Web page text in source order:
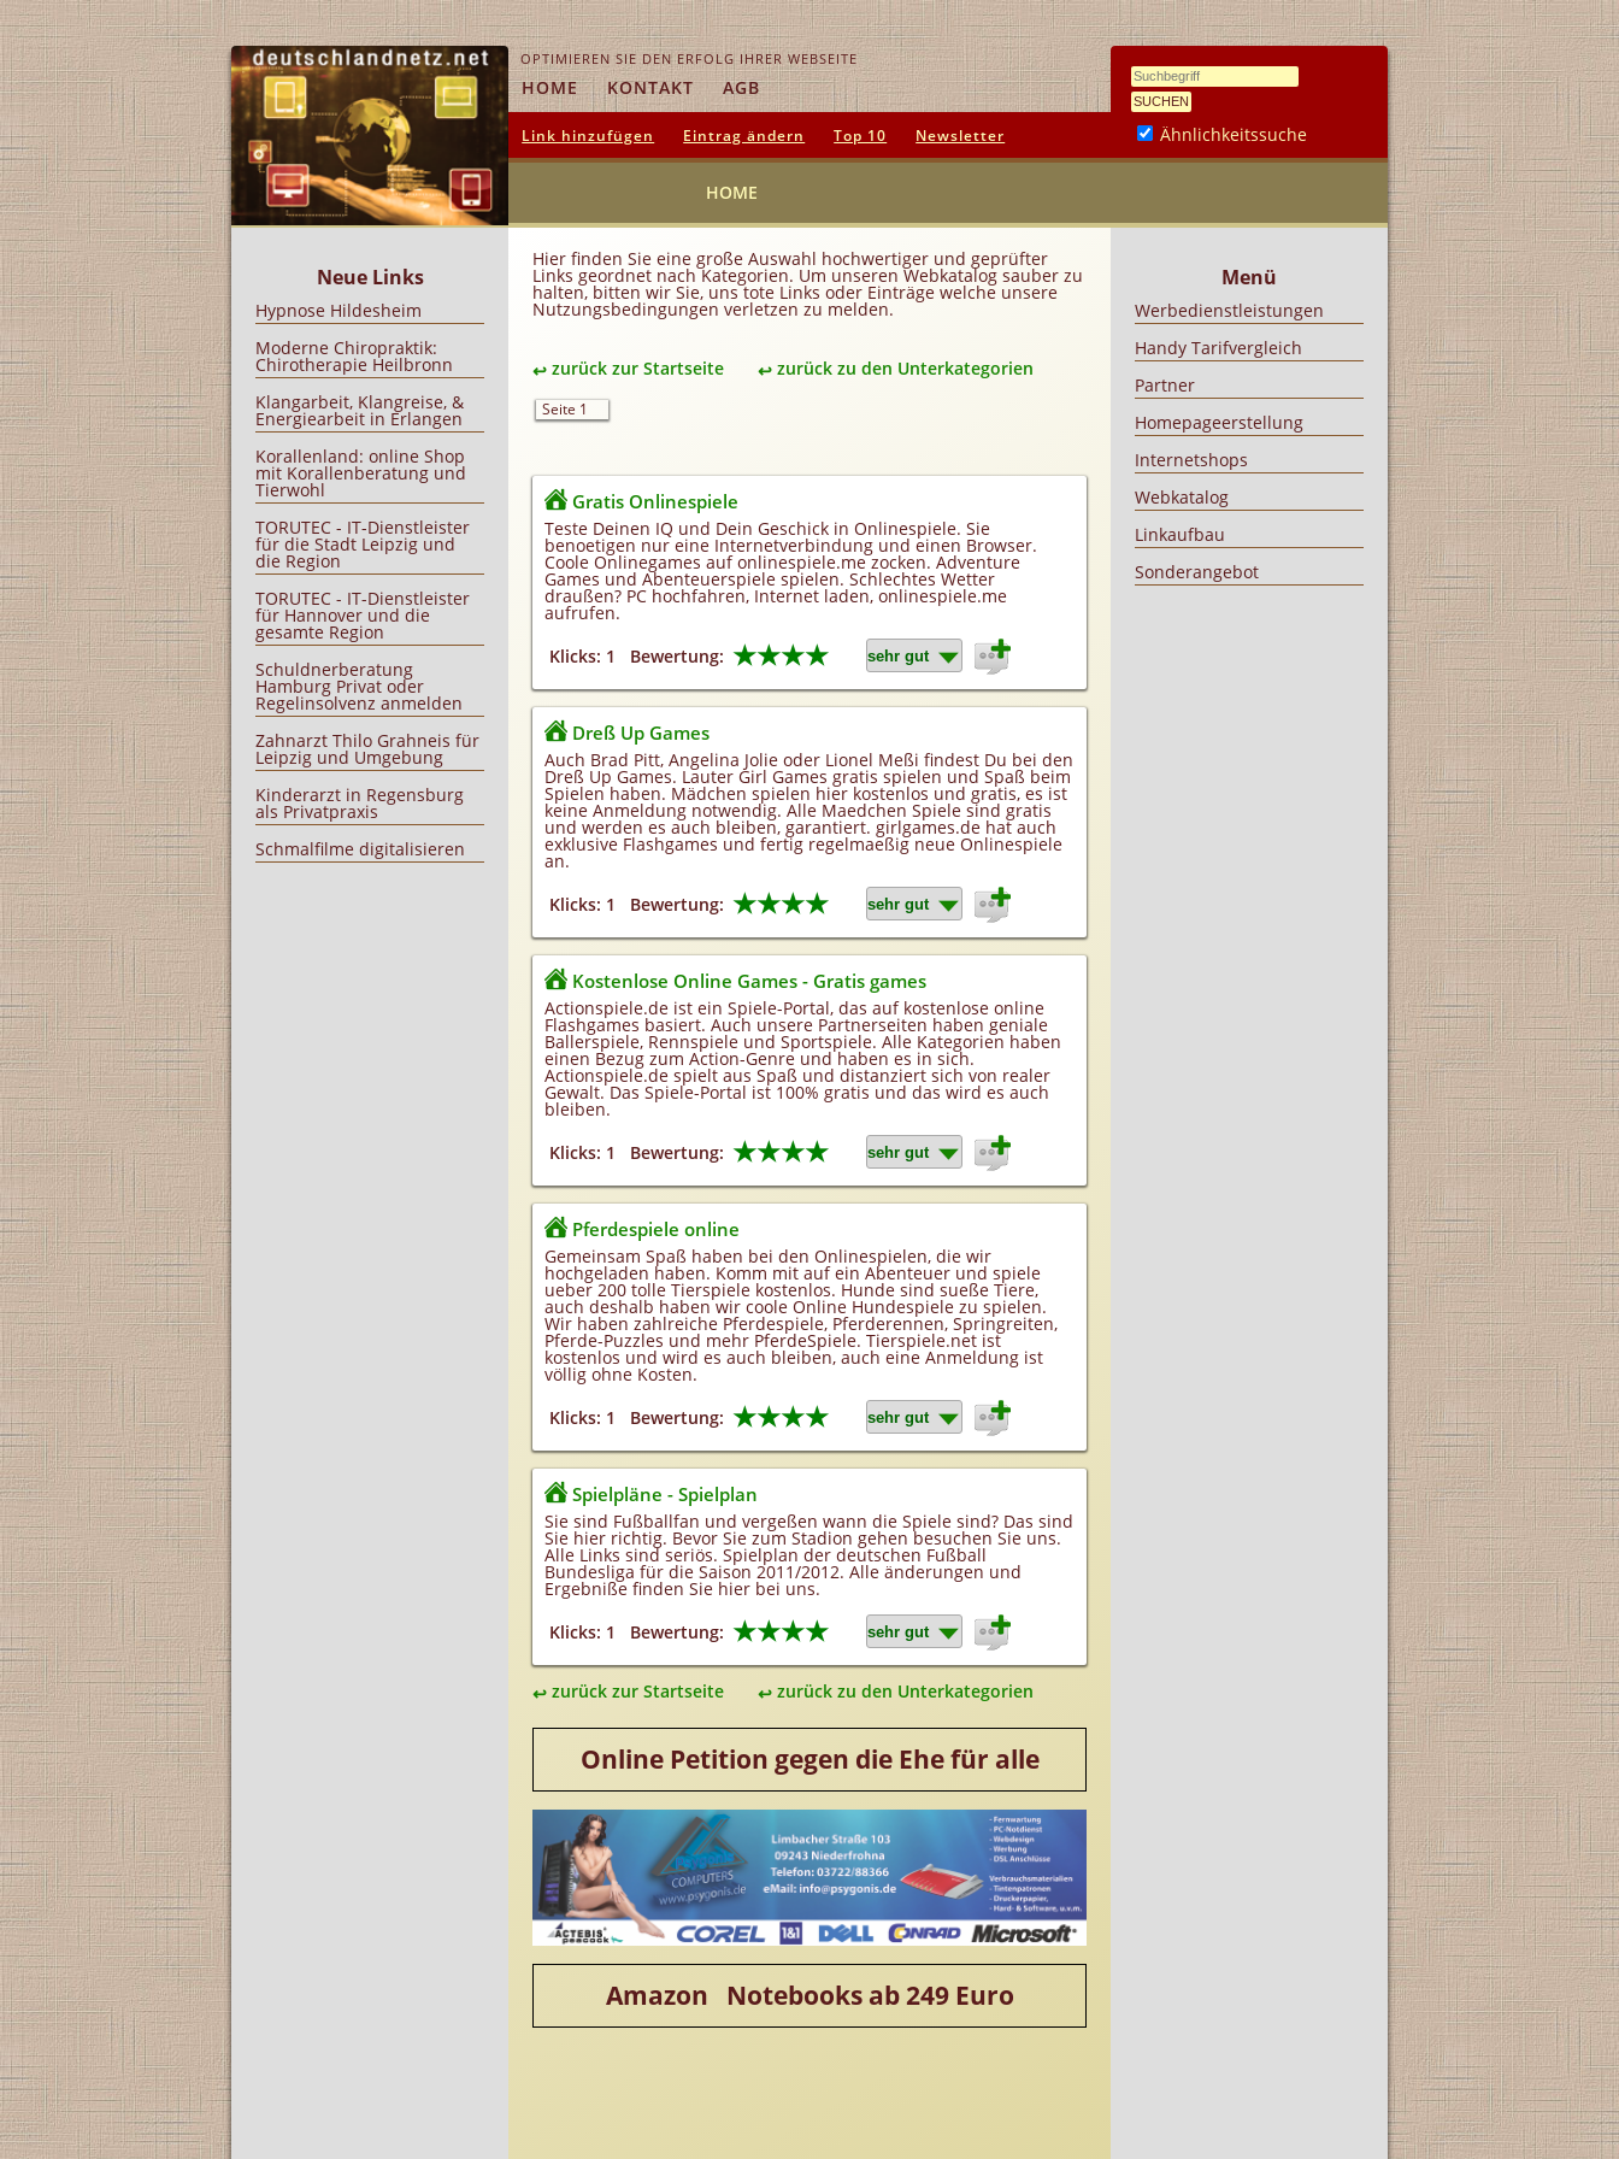
OPTIMIEREN SIE DEN ERFOLG IHRER WEBSEITE
HOME KONTAKT AGB
Link hinzufügen Eintrag ändern Top 10 Newsletter Ähnlichkeitssuche
HOME
Hier finden Sie eine große Auswahl hochwertiger und geprüfter
Links geordnet nach Kategorien. Um unseren Webkatalog sauber zu
halten, bitten wir Sie, uns tote Links oder Einträge welche unsere
Nutzungsbedingungen verletzen zu melden.
zurück zur Startseite zurück zu den Unterkategorien
Seite 1
Gratis Onlinespiele
Teste Deinen IQ und Dein Geschick in Onlinespiele. Sie
benoetigen nur eine Internetverbindung und einen Browser.
Coole Onlinegames auf onlinespiele.me zocken. Adventure
Games und Abenteuerspiele spielen. Schlechtes Wetter
draußen? PC hochfahren, Internet laden, onlinespiele.me
aufrufen.
Klicks: 1
Bewertung: ★★★★
Dreß Up Games
Auch Brad Pitt, Angelina Jolie oder Lionel Meßi findest Du bei den
Dreß Up Games. Lauter Girl Games gratis spielen und Spaß beim
Spielen haben. Mädchen spielen hier kostenlos und gratis, es ist
keine Anmeldung notwendig. Alle Maedchen Spiele sind gratis
und werden es auch bleiben, garantiert. girlgames.de hat auch
exklusive Flashgames und fertig regelmaeßig neue Onlinespiele
an.
Klicks: 1
Bewertung: ★★★★
Kostenlose Online Games - Gratis games
Actionspiele.de ist ein Spiele-Portal, das auf kostenlose online
Flashgames basiert. Auch unsere Partnerseiten haben geniale
Ballerspiele, Rennspiele und Sportspiele. Alle Kategorien haben
einen Bezug zum Action-Genre und haben es in sich.
Actionspiele.de spielt aus Spaß und distanziert sich von realer
Gewalt. Das Spiele-Portal ist 100% gratis und das wird es auch
bleiben.
Klicks: 1
Bewertung: ★★★★
Pferdespiele online
Gemeinsam Spaß haben bei den Onlinespielen, die wir
hochgeladen haben. Komm mit auf ein Abenteuer und spiele
ueber 200 tolle Tierspiele kostenlos. Hunde sind sueße Tiere,
auch deshalb haben wir coole Online Hundespiele zu spielen.
Wir haben zahlreiche Pferdespiele, Pferderennen, Springreiten,
Pferde-Puzzles und mehr PferdeSpiele. Tierspiele.net ist
kostenlos und wird es auch bleiben, auch eine Anmeldung ist
völlig ohne Kosten.
Klicks: 1
Bewertung: ★★★★
Spielpläne - Spielplan
Sie sind Fußballfan und vergeßen wann die Spiele sind? Das sind
Sie hier richtig. Bevor Sie zum Stadion gehen besuchen Sie uns.
Alle Links sind seriös. Spielplan der deutschen Fußball
Bundesliga für die Saison 2011/2012. Alle änderungen und
Ergebniße finden Sie hier bei uns.
Klicks: 1
Bewertung: ★★★★
zurück zur Startseite zurück zu den Unterkategorien
Online Petition gegen die Ehe für alle
Amazon Notebooks ab 249 Euro
Neue Links
Hypnose Hildesheim
Moderne Chiropraktik:
Chirotherapie Heilbronn
Klangarbeit, Klangreise, &
Energiearbeit in Erlangen
Korallenland: online Shop
mit Korallenberatung und
Tierwohl
TORUTEC - IT-Dienstleister
für die Stadt Leipzig und
die Region
TORUTEC - IT-Dienstleister
für Hannover und die
gesamte Region
Schuldnerberatung
Hamburg Privat oder
Regelinsolvenz anmelden
Zahnarzt Thilo Grahneis für
Leipzig und Umgebung
Kinderarzt in Regensburg
als Privatpraxis
Schmalfilme digitalisieren
Menü
Werbedienstleistungen
Handy Tarifvergleich
Partner
Homepageerstellung
Internetshops
Webkatalog
Linkaufbau
Sonderangebot